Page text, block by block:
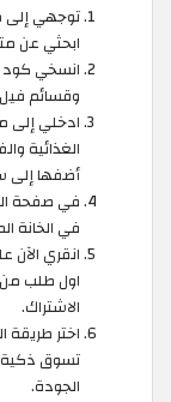
توجهي إلى
ابحثي عن
انسخي
وقسائم
ادخلي إلى
الغذائية
أضفها إلى
في صفحة
في الخانة
الاشتراك.
اختر طريقة
تسوق ذكية
الجودة.